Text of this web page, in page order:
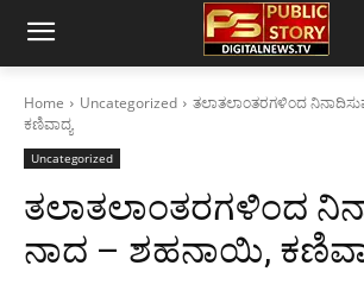
Home Uncategorized
ತಲಾತಲಾಂತರಗಳಿಂದ
ಕಣಿವಾದ್ಯ
Uncategorized
ತಲಾತಲಾಂತರಗಳಿಂದ
ನಾದ – ಶಹನಾಯಿ,